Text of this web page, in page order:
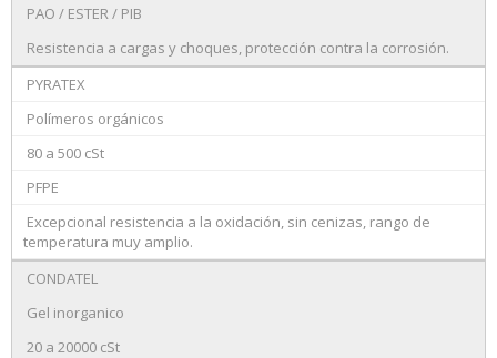
PAO / ESTER / PIB
Resistencia a cargas y choques, protección contra la corrosión.
PYRATEX
Polímeros orgánicos
80 a 500 cSt
PFPE
Excepcional resistencia a la oxidación, sin cenizas, rango de
temperatura muy amplio.
CONDATEL
Gel inorganico
20 a 20000 cSt